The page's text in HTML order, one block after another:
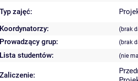
Typ zajęć:
Koordynatorzy:
(brak
Prowadzący grup: (brak
Lista studentów: (nie
Zaliczenie: